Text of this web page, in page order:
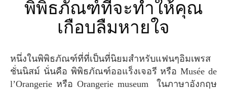
พิพิธภัณฑ์ที่จะทำให้คุณ
เกือบลืมหายใจ
หนึ่งในพิพิธภัณฑ์ที่ที่เป็นที่นิยมสำหรับแฟนๆอิมเพรส
ชั่นนิสม์ นั่นคือ พิพิธภัณฑ์ออแร็งเจอรี หรือ Musée de
l’Orangerie หรือ Orangerie museum ในภาษาอังกฤษ